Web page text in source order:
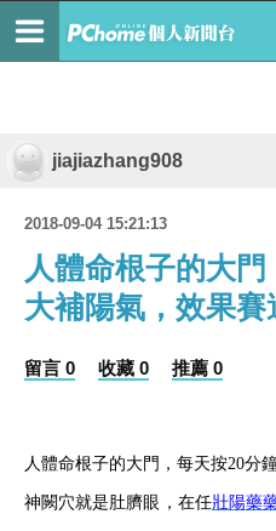
jiajiazhang908
2018-09-04 15:21:13
人體命根子的大門
大補陽氣，效果賽
留言 0 收藏 0 推薦 0
人體命根子的大門，每天按20分
神闕穴就是肚臍眼，在任壯陽藥